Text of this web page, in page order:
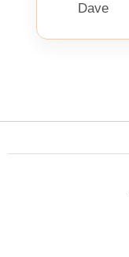
Dave